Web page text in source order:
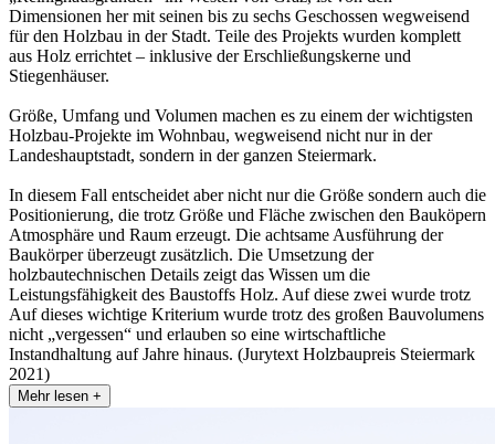
Dimensionen her mit seinen bis zu sechs Geschossen wegweisend
für den Holzbau in der Stadt. Teile des Projekts wurden komplett
aus Holz errichtet – inklusive der Erschließungskerne und
Stiegenhäuser.
Größe, Umfang und Volumen machen es zu einem der wichtigsten
Holzbau-Projekte im Wohnbau, wegweisend nicht nur in der
Landeshauptstadt, sondern in der ganzen Steiermark.
In diesem Fall entscheidet aber nicht nur die Größe sondern auch die
Positionierung, die trotz Größe und Fläche zwischen den Bauköpern
Atmosphäre und Raum erzeugt. Die achtsame Ausführung der
Baukörper überzeugt zusätzlich. Die Umsetzung der
holzbautechnischen Details zeigt das Wissen um die
Leistungsfähigkeit des Baustoffs Holz. Auf diese zwei wurde trotz
Auf dieses wichtige Kriterium wurde trotz des großen Bauvolumens
nicht „vergessen“ und erlauben so eine wirtschaftliche
Instandhaltung auf Jahre hinaus. (Jurytext Holzbaupreis Steiermark
2021)
Mehr lesen +